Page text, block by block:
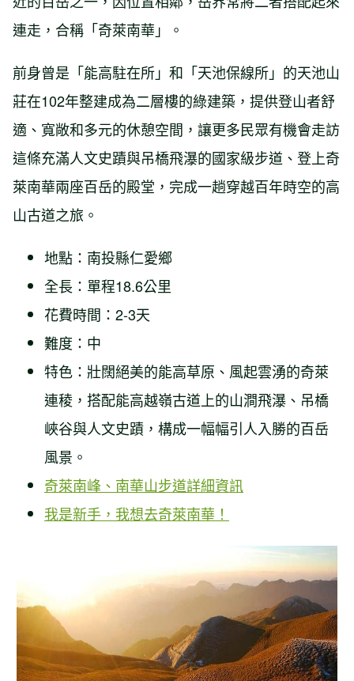
連走，合稱「奇萊南華」。
前身曾是「能高駐在所」和「天池保線所」的天池山
莊在102年整建成為二層樓的綠建築，提供登山者舒
適、寬敞和多元的休憩空間，讓更多民眾有機會走訪
這條充滿人文史蹟與吊橋飛瀑的國家級步道、登上奇
萊南華兩座百岳的殿堂，完成一趟穿越百年時空的高
山古道之旅。
地點：南投縣仁愛鄉
全長：單程18.6公里
花費時間：2-3天
難度：中
特色：壯闊絕美的能高草原、風起雲湧的奇萊
連稜，搭配能高越嶺古道上的山澗飛瀑、吊橋
峽谷與人文史蹟，構成一幅幅引人入勝的百岳
風景。
奇萊南峰、南華山步道詳細資訊
我是新手，我想去奇萊南華！